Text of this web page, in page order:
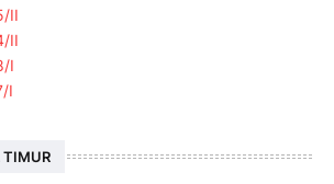
II
II
I
I
TIMUR